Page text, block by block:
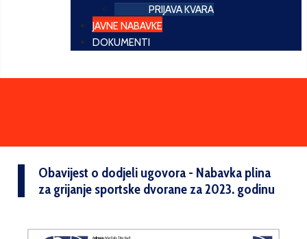
PRIJAVA KVARA
JAVNE NABAVKE
DOKUMENTI
Obavijest o dodjeli ugovora - Nabavka plina
za grijanje sportske dvorane za 2023. godinu